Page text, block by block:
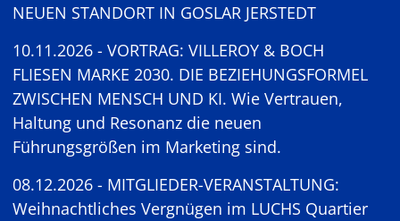
NEUEN STANDORT IN GOSLAR JERSTEDT
10.11.2026 - VORTRAG: VILLEROY & BOCH
FLIESEN MARKE 2030. DIE BEZIEHUNGSFORMEL
ZWISCHEN MENSCH UND KI. Wie Vertrauen,
Haltung und Resonanz die neuen
Führungsgrößen im Marketing sind.
08.12.2026 - MITGLIEDER-VERANSTALTUNG:
Weihnachtliches Vergnügen im LUCHS Quartier